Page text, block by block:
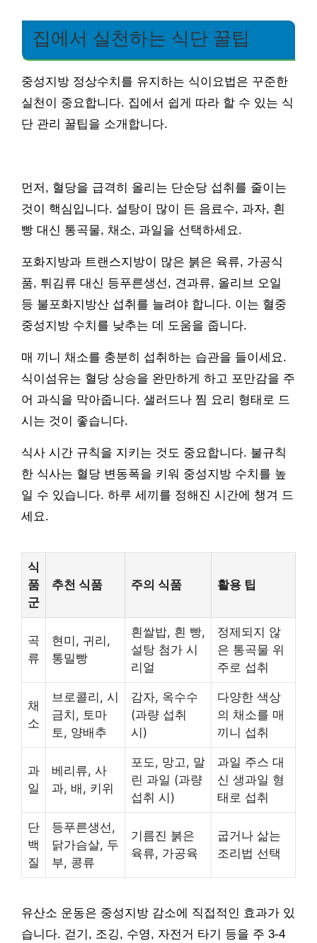
집에서 실천하는 식단 꿀팁
중성지방 정상수치를 유지하는 식이요법은 꾸준한
실천이 중요합니다. 집에서 쉽게 따라 할 수 있는 식
단 관리 꿀팁을 소개합니다.
먼저, 혈당을 급격히 올리는 단순당 섭취를 줄이는
것이 핵심입니다. 설탕이 많이 든 음료수, 과자, 흰
빵 대신 통곡물, 채소, 과일을 선택하세요.
포화지방과 트랜스지방이 많은 붉은 육류, 가공식
품, 튀김류 대신 등푸른생선, 견과류, 올리브 오일
등 불포화지방산 섭취를 늘려야 합니다. 이는 혈중
중성지방 수치를 낮추는 데 도움을 줍니다.
매 끼니 채소를 충분히 섭취하는 습관을 들이세요.
식이섬유는 혈당 상승을 완만하게 하고 포만감을 주
어 과식을 막아줍니다. 샐러드나 찜 요리 형태로 드
시는 것이 좋습니다.
식사 시간 규칙을 지키는 것도 중요합니다. 불규칙
한 식사는 혈당 변동폭을 키워 중성지방 수치를 높
일 수 있습니다. 하루 세끼를 정해진 시간에 챙겨 드
세요.
식
품
군
추천 식품 주의 식품 활용 팁
곡
류
현미, 귀리,
통밀빵
흰쌀밥, 흰 빵,
설탕 첨가 시
리얼
정제되지 않
은 통곡물 위
주로 섭취
채
소
브로콜리, 시
금치, 토마
토, 양배추
감자, 옥수수
(과량 섭취
시)
다양한 색상
의 채소를 매
끼니 섭취
과
일
베리류, 사
과, 배, 키위
포도, 망고, 말
린 과일 (과량
섭취 시)
과일 주스 대
신 생과일 형
태로 섭취
단
백
질
등푸른생선,
닭가슴살, 두
부, 콩류
기름진 붉은
육류, 가공육
굽거나 삶는
조리법 선택
유산소 운동은 중성지방 감소에 직접적인 효과가 있
습니다. 걷기, 조깅, 수영, 자전거 타기 등을 주 3-4